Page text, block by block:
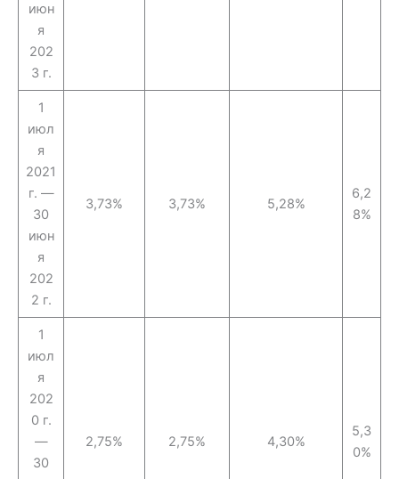
июн
я
202
3 г.
1
июл
я
2021
г. —
30
июн
я
202
2 г.
3,73% 3,73% 5,28%
6,2
8%
1
июл
я
202
0 г.
—
30
2,75% 2,75% 4,30%
5,3
0%